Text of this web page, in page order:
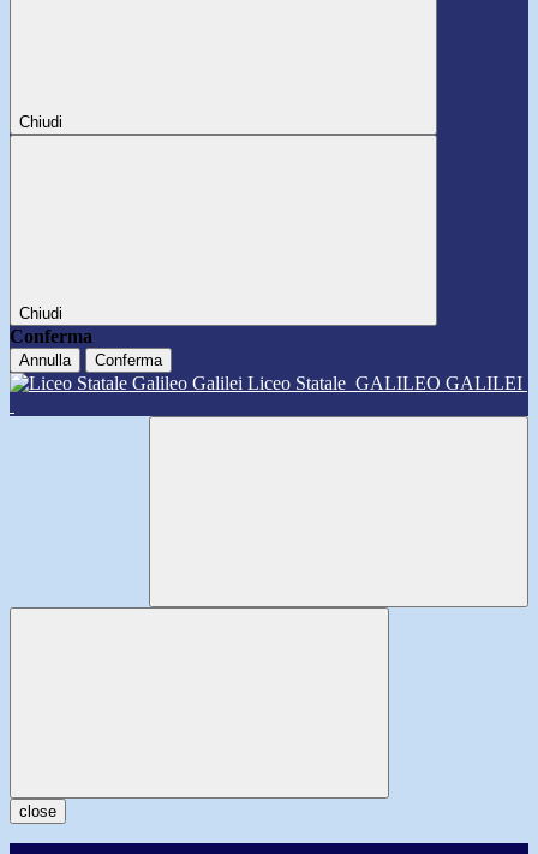
Chiudi
Chiudi
Conferma
Annulla Conferma
Liceo Statale GALILEO GALILEI
close